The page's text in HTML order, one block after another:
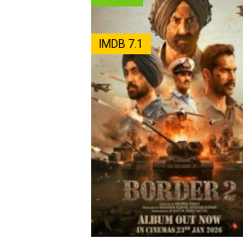
IMDB 7.1